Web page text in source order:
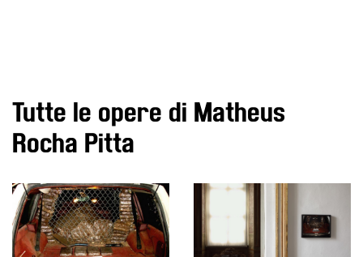
Collezione
Accessibilità
Educazione
News
Dipartimento
Tutte le opere di Matheus
Rocha Pitta